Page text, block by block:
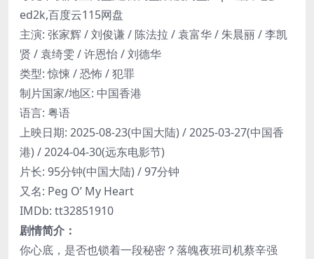
ed2k,百度云115网盘
主演: 张家辉 / 刘俊谦 / 陈法拉 / 袁富华 / 朱晨丽 / 李凯
贤 / 袁绮雯 / 许恩怡 / 刘德华
类型: 惊悚 / 恐怖 / 犯罪
制片国家/地区: 中国香港
语言: 粤语
上映日期: 2025-08-23(中国大陆) / 2025-03-27(中国香
港) / 2024-04-30(远东电影节)
片长: 95分钟(中国大陆) / 97分钟
又名: Peg O’ My Heart
IMDb: tt32851910
剧情简介：
你心底，是否也锁着一段秘密？落魄夜班司机蔡辛强